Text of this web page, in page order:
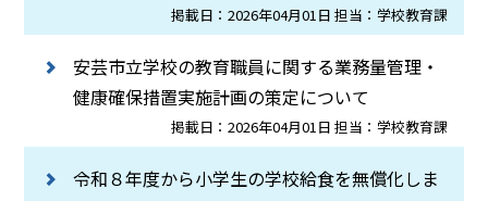
掲載日：2026年04月01日 担当：学校教育課
安芸市立学校の教育職員に関する業務量管理・
健康確保措置実施計画の策定について
掲載日：2026年04月01日 担当：学校教育課
令和８年度から小学生の学校給食を無償化しま